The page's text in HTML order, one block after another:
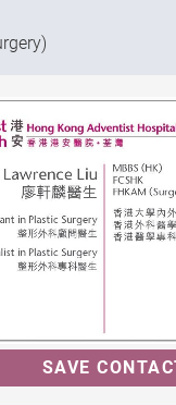
SAVE